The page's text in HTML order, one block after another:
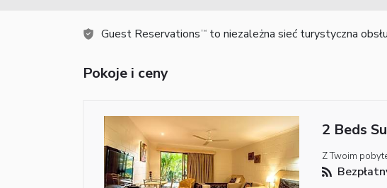
Guest Reservations TM to niezależna sieć turystyczna
Pokoje i ceny
2 Beds
Z Twoim